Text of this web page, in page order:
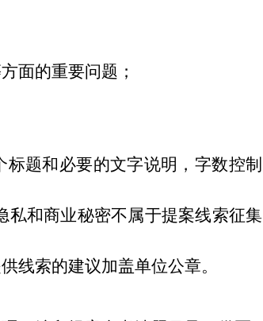
面的重要问题 ；
题和必要的文字说明，字数控制
私和商业秘密不属于提案线索征集
线索的建议加盖单位公章。